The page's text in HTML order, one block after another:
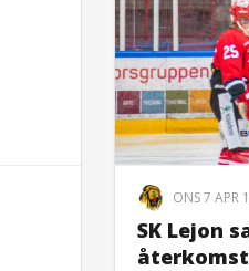
ONS 7 APR
SK Lejon